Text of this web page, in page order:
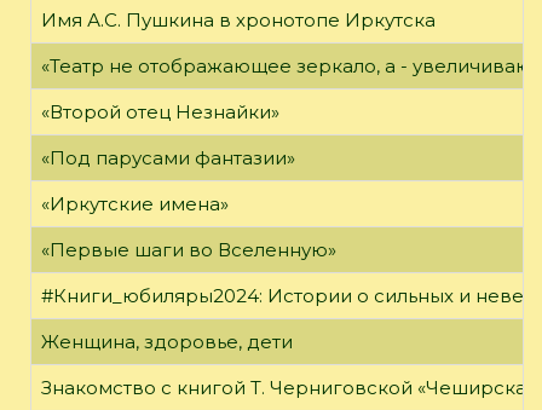
Имя А.С. Пушкина в хронотопе Иркутска
«Театр не отображающее зеркало, а -
«Второй отец Незнайки»
«Под парусами фантазии»
«Иркутские имена»
«Первые шаги во Вселенную»
#Книги_юбиляры2024: Истории о сильных и
Женщина, здоровье, дети
Знакомство с книгой Т. Черниговской